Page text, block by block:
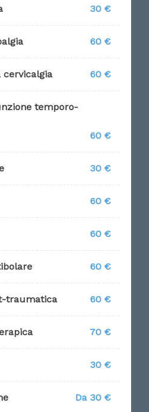
30 €
60 €
60 €
temporo-
60 €
30 €
60 €
60 €
60 €
traumatica 60 €
70 €
30 €
Da 30 €